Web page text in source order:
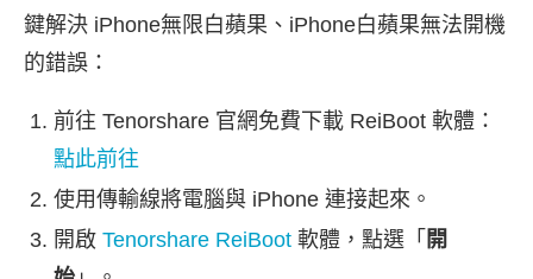
鍵解決 iPhone無限白蘋果、iPhone白蘋果無法開機
的錯誤：
前往 Tenorshare 官網免費下載 ReiBoot 軟體：
點此前往
使用傳輸線將電腦與 iPhone 連接起來。
開啟 Tenorshare ReiBoot 軟體，點選「 開